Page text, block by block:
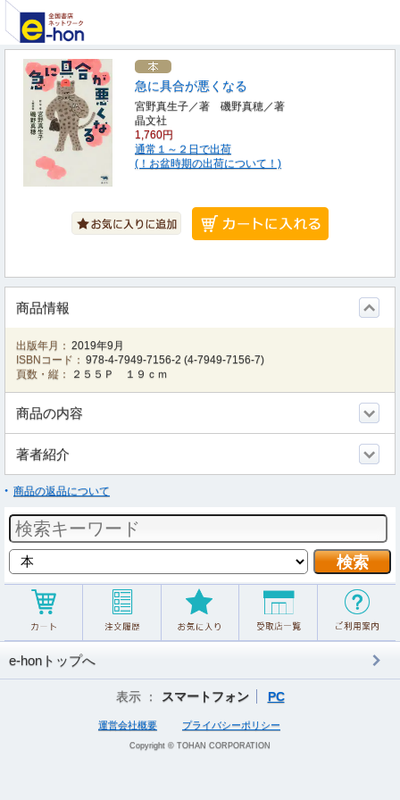
急に具合が悪くなる
宮野真生子／著 磯野真穂／著
晶文社
1,760円
通常１～２日で出荷
(！お盆時期の出荷について！)
商品情報
出版年月： 2019年9月
ISBNコード： 978-4-7949-7156-2 (4-7949-7156-7)
頁数・縦：
２５５Ｐ １９ｃｍ
商品の内容
著者紹介
商品の返品について
e-honトップへ
表示 ： スマートフォン PC
運営会社概要 プライバシーポリシー
Copyright © TOHAN CORPORATION